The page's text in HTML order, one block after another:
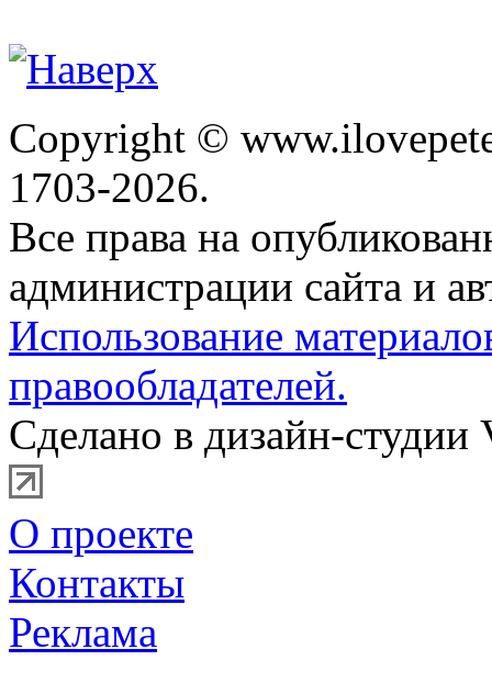
Copyright ©
1703-2026.
Все права на
администрации сайта и
Использование
правообладателей.
Сделано в дизайн-студии
О проекте
Контакты
Реклама